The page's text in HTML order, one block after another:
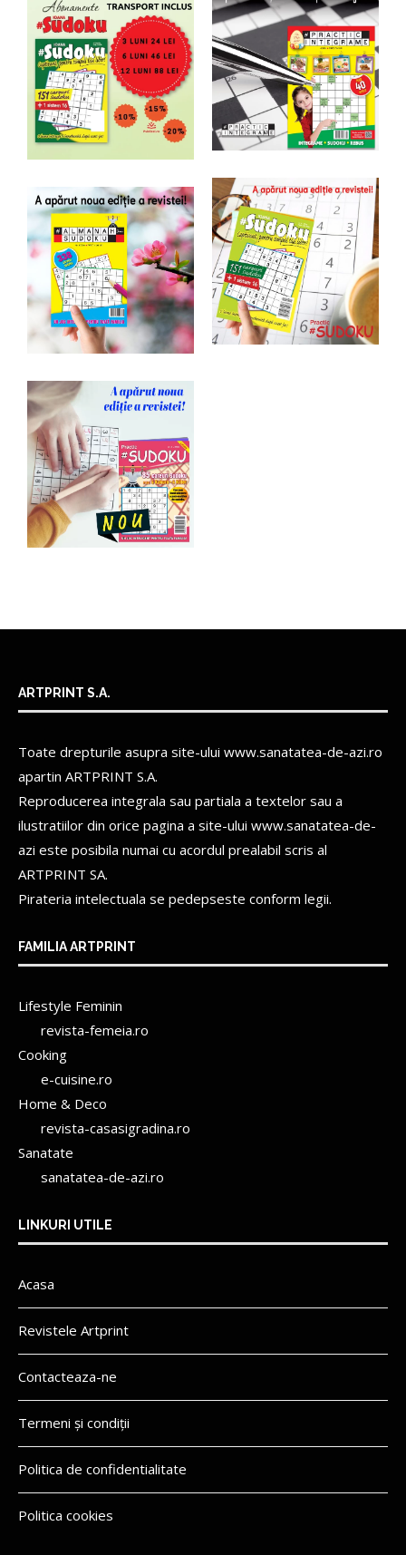
ARTPRINT S.A.
Toate drepturile asupra site-ului www.sanatatea-de-azi.ro
apartin ARTPRINT S.A.
Reproducerea integrala sau partiala a textelor sau a
ilustratiilor din orice pagina a site-ului www.sanatatea-de-
azi este posibila numai cu acordul prealabil scris al
ARTPRINT SA.
Pirateria intelectuala se pedepseste conform legii.
FAMILIA ARTPRINT
Lifestyle Feminin
revista-femeia.ro
Cooking
e-cuisine.ro
Home & Deco
revista-casasigradina.ro
Sanatate
sanatatea-de-azi.ro
LINKURI UTILE
Acasa
Revistele Artprint
Contacteaza-ne
Termeni și condiții
Politica de confidentialitate
Politica cookies